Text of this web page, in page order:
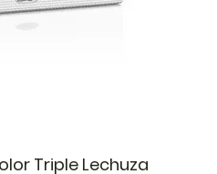
Triple Lechuza